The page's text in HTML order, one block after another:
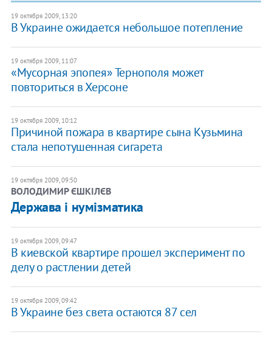
19 октября 2009, 13:20
В Украине ожидается небольшое потепление
19 октября 2009, 11:07
«Мусорная эпопея» Тернополя может
повториться в Херсоне
19 октября 2009, 10:12
Причиной пожара в квартире сына Кузьмина
стала непотушенная сигарета
19 октября 2009, 09:50
ВОЛОДИМИР ЄШКІЛЄВ
Держава і нумізматика
19 октября 2009, 09:47
В киевской квартире прошел эксперимент по
делу о растлении детей
19 октября 2009, 09:42
В Украине без света остаются 87 сел